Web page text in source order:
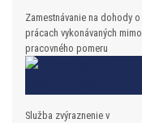
Zamestnávanie na dohody o
prácach vykonávaných mimo
pracovného pomeru
Služba zvýraznenie v